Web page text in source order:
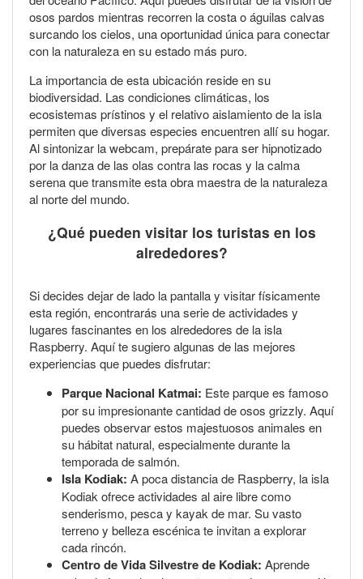
osos pardos mientras recorren la costa o águilas calvas
surcando los cielos, una oportunidad única para conectar
con la naturaleza en su estado más puro.
La importancia de esta ubicación reside en su
biodiversidad. Las condiciones climáticas, los
ecosistemas prístinos y el relativo aislamiento de la isla
permiten que diversas especies encuentren allí su hogar.
Al sintonizar la webcam, prepárate para ser hipnotizado
por la danza de las olas contra las rocas y la calma
serena que transmite esta obra maestra de la naturaleza
al norte del mundo.
¿Qué pueden visitar los turistas en los
alrededores?
Si decides dejar de lado la pantalla y visitar físicamente
esta región, encontrarás una serie de actividades y
lugares fascinantes en los alrededores de la isla
Raspberry. Aquí te sugiero algunas de las mejores
experiencias que puedes disfrutar:
Parque Nacional Katmai: Este parque es famoso
por su impresionante cantidad de osos grizzly. Aquí
puedes observar estos majestuosos animales en
su hábitat natural, especialmente durante la
temporada de salmón.
Isla Kodiak: A poca distancia de Raspberry, la isla
Kodiak ofrece actividades al aire libre como
senderismo, pesca y kayak de mar. Su vasto
terreno y belleza escénica te invitan a explorar
cada rincón.
Centro de Vida Silvestre de Kodiak: Aprende